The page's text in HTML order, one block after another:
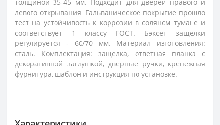
толщиной 35-45 мм. Подходит для дверей правого и
левого открывания. Гальваническое покрытие прошло
тест на устойчивость к коррозии в соляном тумане и
соответствует 1 классу ГОСТ. Бэксет защелки
регулируется - 60/70 мм. Материал изготовления:
сталь. Комплектация: защелка, ответная планка с
декоративной заглушкой, дверные ручки, крепежная
фурнитура, шаблон и инструкция по установке.